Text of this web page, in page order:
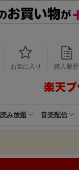
お気に入り 購入履歴
み放題 音楽配信